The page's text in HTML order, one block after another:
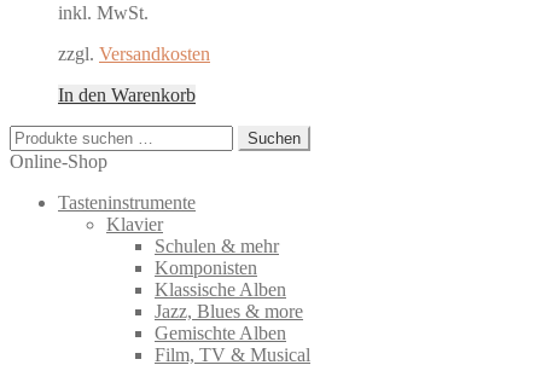
inkl. MwSt.
zzgl. Versandkosten
In den Warenkorb
Suchen
nach:
Suchen
Online-Shop
Tasteninstrumente
Klavier
Schulen & mehr
Komponisten
Klassische Alben
Jazz, Blues & more
Gemischte Alben
Film, TV & Musical